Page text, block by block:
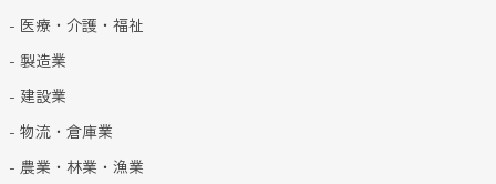
- 医療・介護・福祉
- 製造業
- 建設業
- 物流・倉庫業
- 農業・林業・漁業